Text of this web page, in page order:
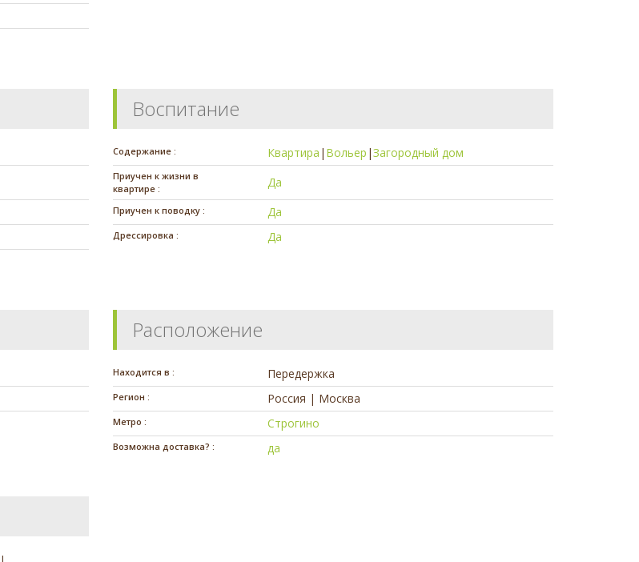
Воспитание
Содержание : Квартира | Вольер |Загородный дом
Приучен к жизни в
квартире :
Да
Приучен к поводку : Да
Дрессировка : Да
Расположение
Находится в : Передержка
Регион : Россия | Москва
Метро : Строгино
Возможна доставка? : да